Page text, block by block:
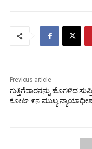
Previous article
ಗುತ್ತಿಗೆದಾರನನ್ನು ಹೊಗಳಿದ
ಕೋಟ್ ೯ನ ಮುಖ್ಯ